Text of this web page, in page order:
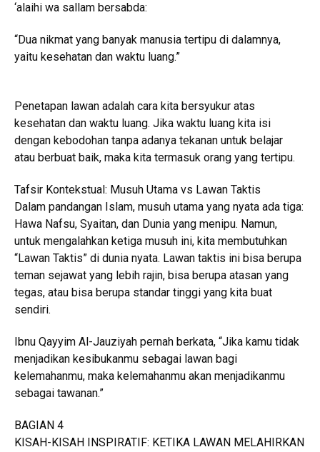
‘alaihi wa sallam bersabda:
“Dua nikmat yang banyak manusia tertipu di dalamnya,
yaitu kesehatan dan waktu luang.”
Penetapan lawan adalah cara kita bersyukur atas
kesehatan dan waktu luang. Jika waktu luang kita isi
dengan kebodohan tanpa adanya tekanan untuk belajar
atau berbuat baik, maka kita termasuk orang yang tertipu.
Tafsir Kontekstual: Musuh Utama vs Lawan Taktis
Dalam pandangan Islam, musuh utama yang nyata ada tiga:
Hawa Nafsu, Syaitan, dan Dunia yang menipu. Namun,
untuk mengalahkan ketiga musuh ini, kita membutuhkan
“Lawan Taktis” di dunia nyata. Lawan taktis ini bisa berupa
teman sejawat yang lebih rajin, bisa berupa atasan yang
tegas, atau bisa berupa standar tinggi yang kita buat
sendiri.
Ibnu Qayyim Al-Jauziyah pernah berkata, “Jika kamu tidak
menjadikan kesibukanmu sebagai lawan bagi
kelemahanmu, maka kelemahanmu akan menjadikanmu
sebagai tawanan.”
BAGIAN 4
KISAH-KISAH INSPIRATIF: KETIKA LAWAN MELAHIRKAN